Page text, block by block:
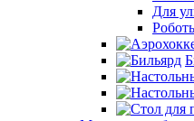
Для